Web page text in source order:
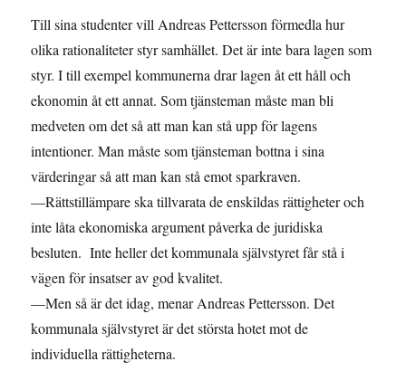
Till sina studenter vill Andreas Pettersson förmedla hur
olika rationaliteter styr samhället. Det är inte bara lagen som
styr. I till exempel kommunerna drar lagen åt ett håll och
ekonomin åt ett annat. Som tjänsteman måste man bli
medveten om det så att man kan stå upp för lagens
intentioner. Man måste som tjänsteman bottna i sina
värderingar så att man kan stå emot sparkraven.
—Rättstillämpare ska tillvarata de enskildas rättigheter och
inte låta ekonomiska argument påverka de juridiska
besluten. Inte heller det kommunala självstyret får stå i
vägen för insatser av god kvalitet.
—Men så är det idag, menar Andreas Pettersson. Det
kommunala självstyret är det största hotet mot de
individuella rättigheterna.